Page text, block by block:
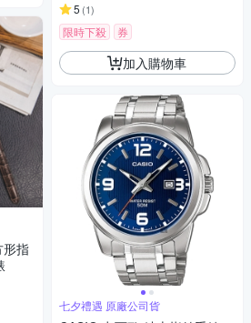
形指
5 (1)
限時下殺 券
加入購物車
七夕禮遇 原廠公司貨